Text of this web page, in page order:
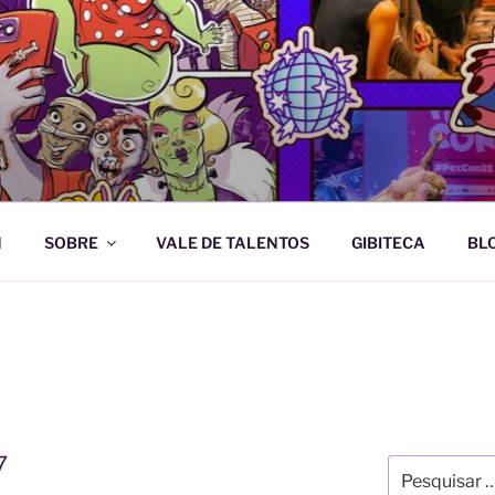
e Artes Gráficas
SOBRE VALE DE TALENTOS GIBITECA
por: